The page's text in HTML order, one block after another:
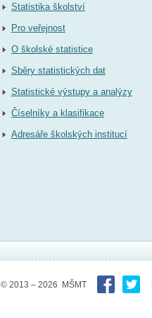
Statistika školství
Pro veřejnost
O školské statistice
Sběry statistických dat
Statistické výstupy a analýzy
Číselníky a klasifikace
Adresáře školských institucí
© 2013 – 2026 MŠMT